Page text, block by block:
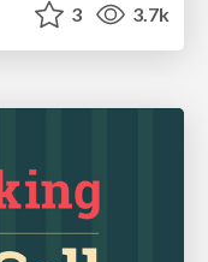
3 3.7k